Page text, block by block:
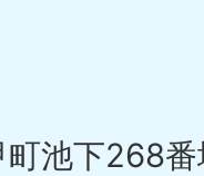
町池下268